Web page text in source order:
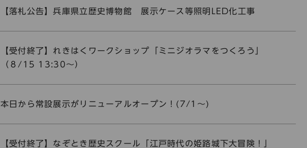
【落札公告】兵庫県立歴史博物館 展示ケース等照明LED化工事
【受付終了】れきはくワークショップ「ミニジオラマをつくろう」
（８/15 13:30～）
本日から常設展示がリニューアルオープン！(7/1～)
【受付終了】なぞとき歴史スクール「江戸時代の姫路城下大冒険！」